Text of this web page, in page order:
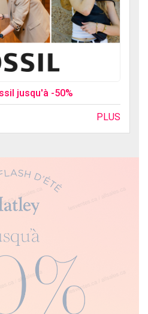
jusqu'à -50%
PLUS